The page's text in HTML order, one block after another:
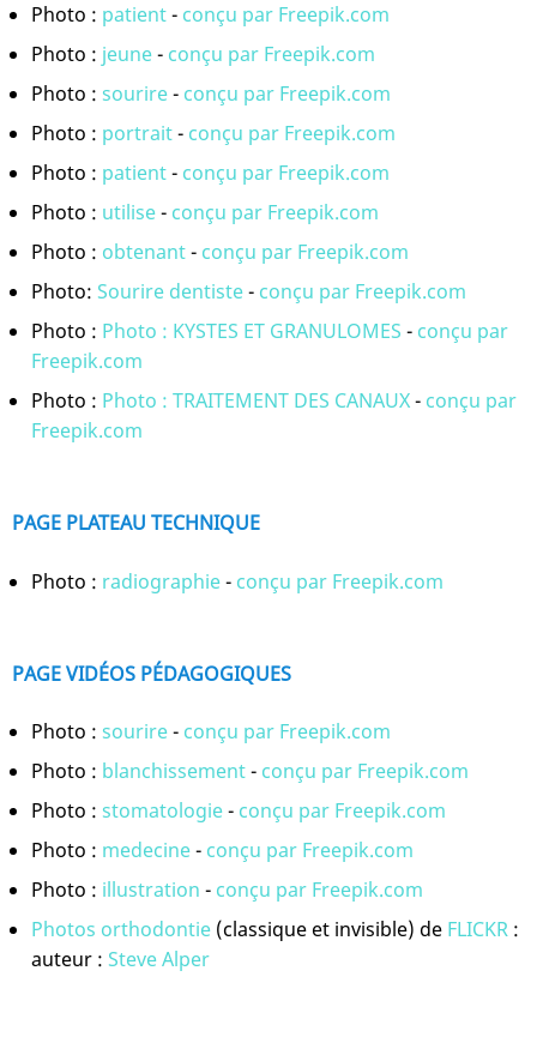
Photo : patient- conçu par Freepik.com
Photo : jeune- conçu par Freepik.com
Photo : sourire- conçu par Freepik.com
Photo : portrait- conçu par Freepik.com
Photo : patient- conçu par Freepik.com
Photo : utilise- conçu par Freepik.com
Photo : obtenant- conçu par Freepik.com
Photo: Sourire dentiste- conçu par Freepik.com
Photo : Photo : KYSTES ET GRANULOMES - conçu par
Freepik.com
Photo : Photo : TRAITEMENT DES CANAUX- conçu par
Freepik.com
PAGE PLATEAU TECHNIQUE
Photo : radiographie- conçu par Freepik.com
PAGE VIDÉOS PÉDAGOGIQUES
Photo : sourire- conçu par Freepik.com
Photo : blanchissement- conçu par Freepik.com
Photo : stomatologie- conçu par Freepik.com
Photo : medecine- conçu par Freepik.com
Photo : illustration - conçu par Freepik.com
Photos orthodontie (classique et invisible) de FLICKR :
auteur : Steve Alper